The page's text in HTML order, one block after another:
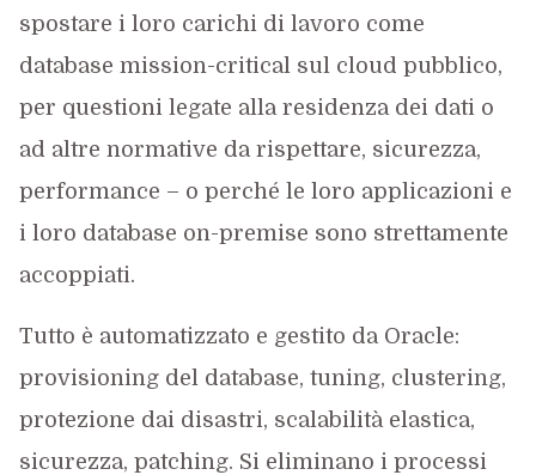
spostare i loro carichi di lavoro come
database mission-critical sul cloud pubblico,
per questioni legate alla residenza dei dati o
ad altre normative da rispettare, sicurezza,
performance – o perché le loro applicazioni e
i loro database on-premise sono strettamente
accoppiati.
Tutto è automatizzato e gestito da Oracle:
provisioning del database, tuning, clustering,
protezione dai disastri, scalabilità elastica,
sicurezza, patching. Si eliminano i processi